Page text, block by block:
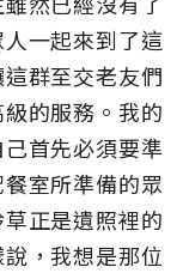
一起來到了這
群至交老友們
的服務。我的
首先必須要準
室所準備的眾
正是遺照裡的
，我想是那位